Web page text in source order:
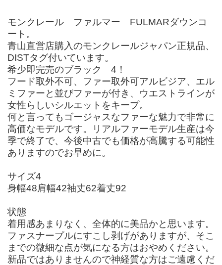
モンクレール ファルマー FULMARダウンコ
ート。
青山直営店購入のモンクレールジャパン正規品、
DISTタグ付いています。
希少即完売のブラック 4！
フード取外不可、ファー取外可アルビジア、エル
ミファーと並びファーが付き、ウエストラインが
女性らしいシルエットをキープ。
何と言ってもゴージャスなファーな魅力で非常に
高価なモデルです。リアルファーモデル生産は今
季で終了で、今後中古でも価格が高騰する可能性
ありますのでお早めに。
サイズ4
身幅48肩幅42袖丈62着丈92
状態
着用感あまりなく、全体的に美品かと思います。
ファスナープルにすこし剥げがありますが、そこ
までの微細な点が気になる方はおやめください。
新品ではありませんので神経質な方はご遠慮くだ